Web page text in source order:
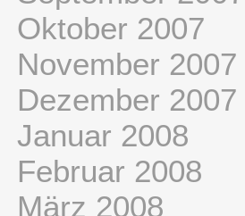
Oktober 2007
November 2007
Dezember 2007
Januar 2008
Februar 2008
März 2008